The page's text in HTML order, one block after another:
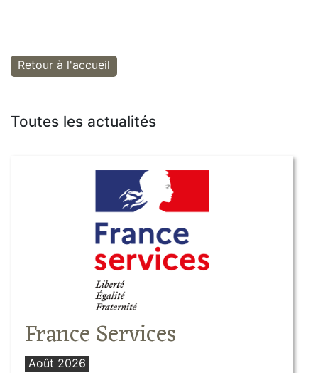
Retour à l'accueil
Toutes les actualités
France Services
Août 2026